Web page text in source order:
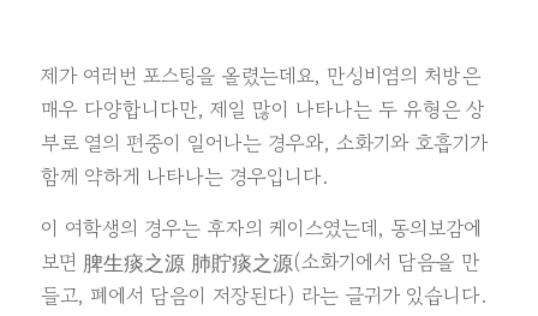
제가 여러번 포스팅을 올렸는데요, 만성비염의 처방은
매우 다양합니다만, 제일 많이 나타나는 두 유형은 상
부로 열의 편중이 일어나는 경우와, 소화기와 호흡기가
함께 약하게 나타나는 경우입니다.
이 여학생의 경우는 후자의 케이스였는데, 동의보감에
보면 脾生痰之源 肺貯痰之源(소화기에서 담음을 만
들고, 폐에서 담음이 저장된다) 라는 글귀가 있습니다.